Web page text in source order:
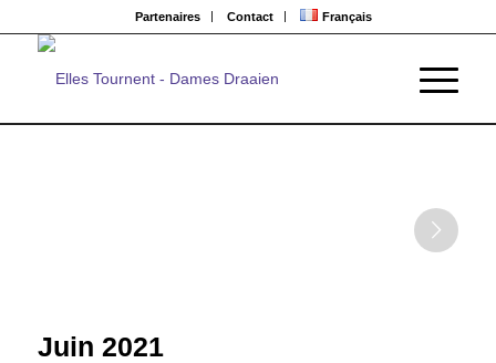
Partenaires Contact Français
Juin 2021